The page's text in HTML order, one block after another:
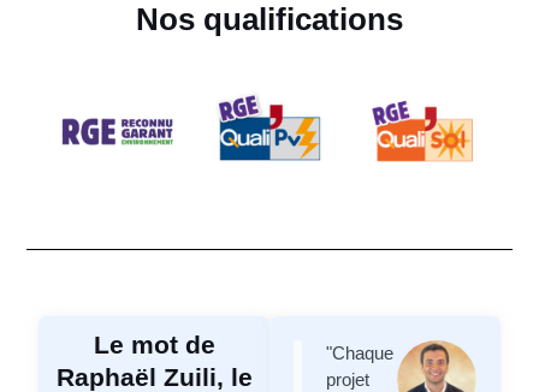
Nos qualifications
Le mot de
Raphaël Zuili, le
"Chaque
projet